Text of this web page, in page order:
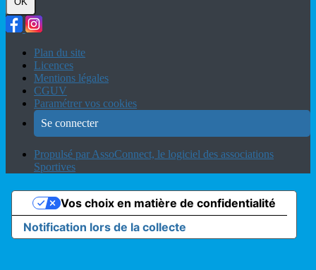
Plan du site
Licences
Mentions légales
CGUV
Paramétrer vos cookies
Se connecter
Propulsé par AssoConnect, le logiciel des associations
Sportives
Notification lors de la collecte
Vos choix en matière de confidentialité